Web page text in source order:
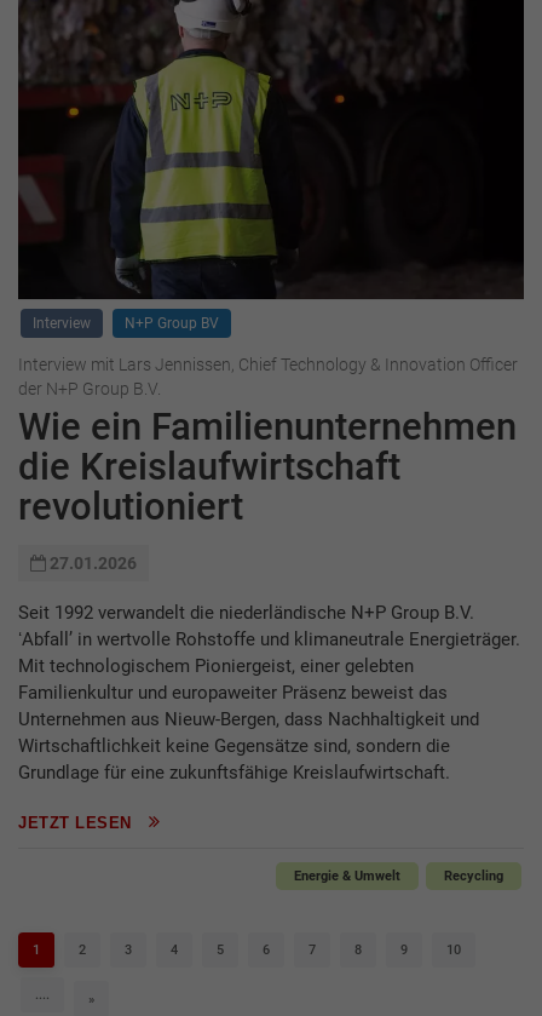
Interview N+P Group BV
Interview mit Lars Jennissen, Chief Technology & Innovation Officer
der N+P Group B.V.
Wie ein Familienunternehmen
die Kreislaufwirtschaft
revolutioniert
27.01.2026
Seit 1992 verwandelt die niederländische N+P Group B.V.
ʻAbfallʼ in wertvolle Rohstoffe und klimaneutrale Energieträger.
Mit technologischem Pioniergeist, einer gelebten
Familienkultur und europaweiter Präsenz beweist das
Unternehmen aus Nieuw-Bergen, dass Nachhaltigkeit und
Wirtschaftlichkeit keine Gegensätze sind, sondern die
Grundlage für eine zukunftsfähige Kreislaufwirtschaft.
JETZT LESEN
Energie & Umwelt Recycling
1 2 3 4 5 6 7 8 9 10
.... »